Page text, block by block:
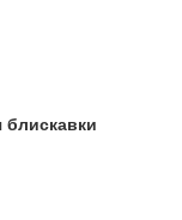
блискавки